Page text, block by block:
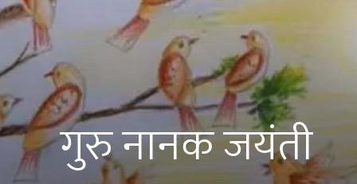
गुरु नानक जयंती